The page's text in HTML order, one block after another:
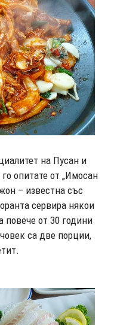
на Пусан и
опитате от „Имосан
– известна със
сервира някои
повече от 30 години
са две порции,